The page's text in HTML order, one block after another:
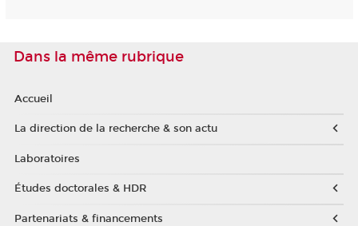
Dans la même rubrique
Accueil
La direction de la recherche & son actu
Laboratoires
Études doctorales & HDR
Partenariats & financements